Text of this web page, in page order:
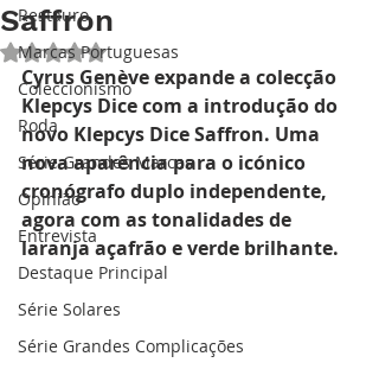
Restauro
Marcas Portuguesas
Coleccionismo
Roda
Série Grandes Marcas
Opinião
Entrevista
Destaque Principal
Série Solares
Série Grandes Complicações
Saffron
Avaliado com NaN de 5 estrelas.
Cyrus Genève expande a colecção
Klepcys Dice com a introdução do
novo Klepcys Dice Saffron. Uma
nova aparência para o icónico
cronógrafo duplo independente,
agora com as tonalidades de
laranja açafrão e verde brilhante.